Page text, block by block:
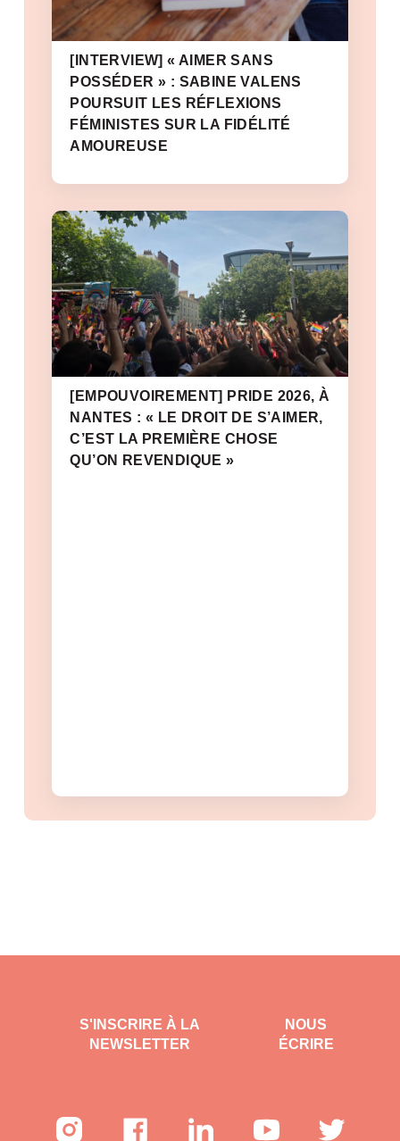
[INTERVIEW] « AIMER SANS
POSSÉDER » : SABINE VALENS
POURSUIT LES RÉFLEXIONS
FÉMINISTES SUR LA FIDÉLITÉ
AMOUREUSE
[EMPOUVOIREMENT] PRIDE 2026, À
NANTES : « LE DROIT DE S’AIMER,
C’EST LA PREMIÈRE CHOSE
QU’ON REVENDIQUE »
S'INSCRIRE À LA
NEWSLETTER
NOUS
ÉCRIRE